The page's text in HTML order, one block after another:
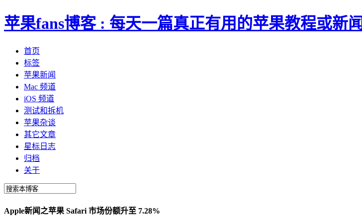
苹果fans博客 : 每天一篇真正有用的苹果教程或新闻
首页
标签
苹果新闻
Mac 频道
iOS 频道
测试和拆机
苹果杂谈
其它文章
星标日志
归档
关于
Apple新闻之苹果 Safari 市场份额升至 7.28%